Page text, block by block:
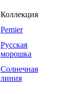
Коллекция
Pemier
Русская
морошка
Солнечная
линия